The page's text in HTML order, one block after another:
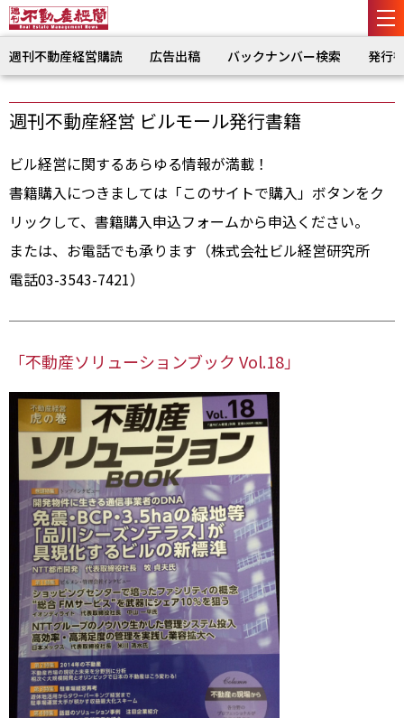
週刊不動産経営購読 広告出稿 バックナンバー検索 発行
週刊不動産経営 ビルモール発行書籍
ビル経営に関するあらゆる情報が満載！
書籍購入につきましては「このサイトで購入」ボタンをク
リックして、書籍購入申込フォームから申込ください。
または、お電話でも承ります（株式会社ビル経営研究所
電話03-3543-7421）
「不動産ソリューションブック Vol.18」